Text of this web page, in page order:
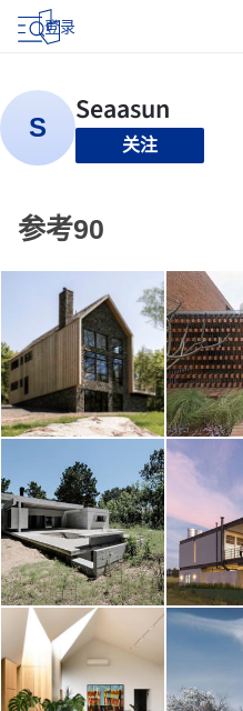
登录
关注
参考90